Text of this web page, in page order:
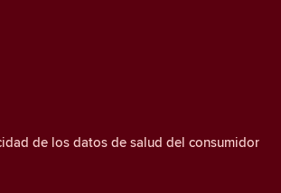
de los datos de salud del consumidor